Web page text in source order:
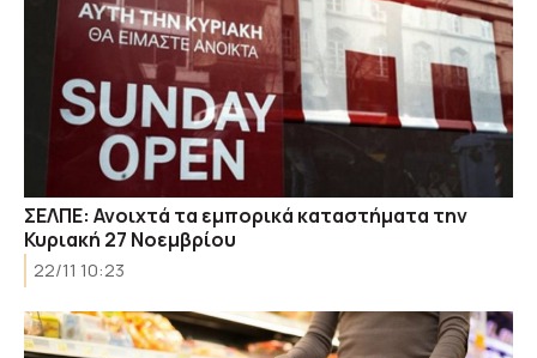
ΣΕΛΠΕ: Ανοιχτά τα εμπορικά καταστήματα την
Κυριακή 27 Νοεμβρίου
22/11 10:23